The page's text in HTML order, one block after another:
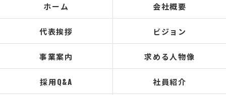
ホーム 会社概要
代表挨拶 ビジョン
事業案内 求める人物像
採用Q&A 社員紹介